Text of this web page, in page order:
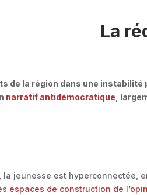
La
de la région dans une instabilité
narratif antidémocratique ,
, la jeunesse est hyperconnectée,
espaces de construction de